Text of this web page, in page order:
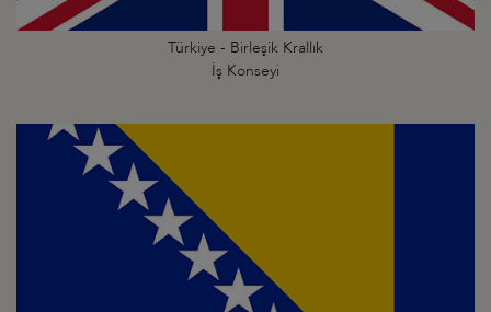
Türkiye - Birleşik Krallık
İş Konseyi